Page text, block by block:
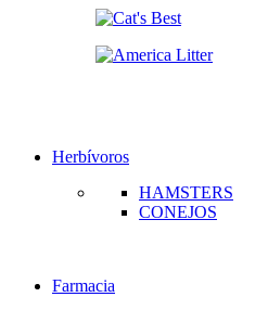
Herbívoros
HAMSTERS
CONEJOS
Farmacia